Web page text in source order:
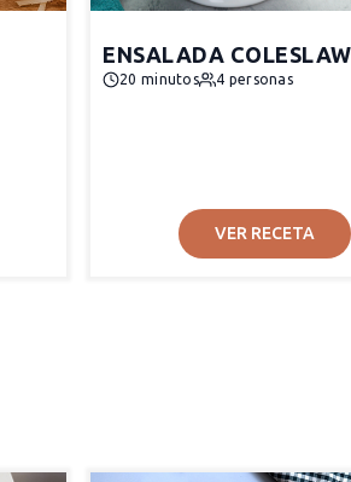
ENSALADA COLESLAW
20 minutos 4 personas
VER RECETA